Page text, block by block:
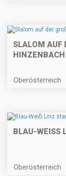
SLALOM AUF
INZENBACH
Oberösterreich
BLAU-WEISS
Oberösterreich